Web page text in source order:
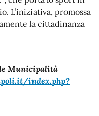
L’iniziativa, promossa
la cittadinanza
Municipalità
index.php?